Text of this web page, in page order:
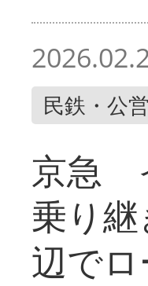
民鉄・公
京急
乗り
辺で